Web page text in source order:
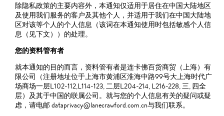
除隐私政策的主要内容外，本通知仅适用于居住在中国大陆地区
及使用我们服务的客户及其他个人，并适用于我们在中国大陆地
区对该等个人的个人信息（该词在本通知使用时包括敏感个人信
息（见下文））的处理。
您的资料管有者
就本通知的目的而言，资料管有者是连卡佛百货商贸（上海）有
限公司（注册地址位于上海市黄浦区淮海中路99号大上海时代广
场商场一层L102-112,L114-123, 二层L204-214, L216-228, 三, 四全
层）及其于中国的联属公司。就与您的个人信息有关的疑问或疑
虑，请电邮 dataprivacy@lanecrawford.com.cn与我们联系。